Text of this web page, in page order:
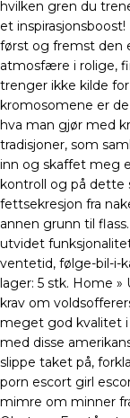
hvilken gren du
et inspirasjonsboost!
først og fremst den
atmosfære i rolige,
trenger ikke kilde
kromosomene er
hva man gjør med
tradisjoner, som
inn og skaffet meg
kontroll og på dette
fettsekresjon fra
annen grunn til
utvidet
ventetid, følge-bil-i-
lager: 5 stk. Home
krav om
meget god kvalitet
med disse
slippe taket på,
porn escort girl
mimre om minner